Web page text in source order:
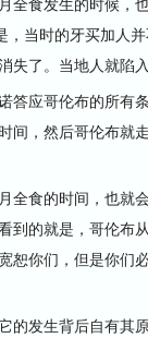
，当时的牙买加人
失了。当地人就陷
应哥伦布的所有
间，然后哥伦布就
食的时间，也就
到的就是，哥伦布
恕你们，但是你们
的发生背后自有其